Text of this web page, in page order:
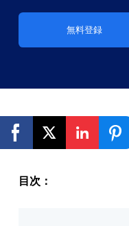
無料登録
目次：